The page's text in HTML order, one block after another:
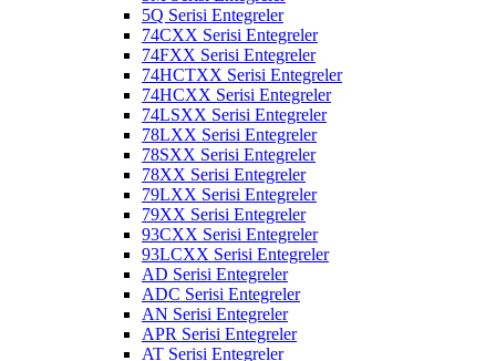
5Q Serisi Entegreler
74CXX Serisi Entegreler
74FXX Serisi Entegreler
74HCTXX Serisi Entegreler
74HCXX Serisi Entegreler
74LSXX Serisi Entegreler
78LXX Serisi Entegreler
78SXX Serisi Entegreler
78XX Serisi Entegreler
79LXX Serisi Entegreler
79XX Serisi Entegreler
93CXX Serisi Entegreler
93LCXX Serisi Entegreler
AD Serisi Entegreler
ADC Serisi Entegreler
AN Serisi Entegreler
APR Serisi Entegreler
AT Serisi Entegreler